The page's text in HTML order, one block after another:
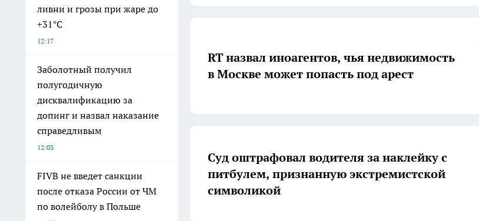
ливни и грозы при жаре до
+31°C
12:17
Заболотный получил
полугодичную
дисквалификацию за
допинг и назвал наказание
справедливым
12:03
FIVB не введет санкции
после отказа России от ЧМ
по волейболу в Польше
RT назвал иноагентов, чья недвижимость
в Москве может попасть под арест
Суд оштрафовал водителя за наклейку с
питбулем, признанную экстремистской
символикой